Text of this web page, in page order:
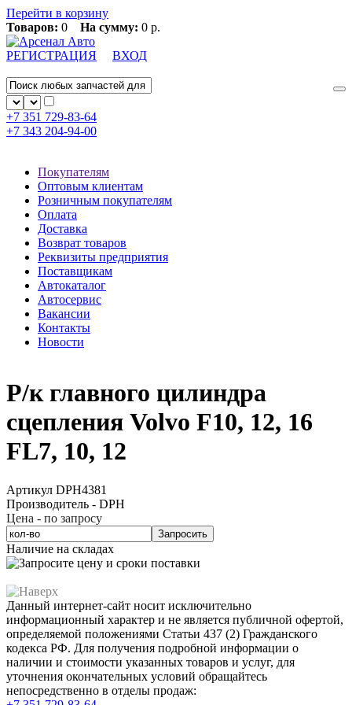
Перейти в корзину
Товаров: 0 На сумму: 0 р.
РЕГИСТРАЦИЯ ВХОД
+7 351 729-83-64
+7 343 204-94-00
Покупателям
Оптовым клиентам
Розничным покупателям
Оплата
Доставка
Возврат товаров
Реквизиты предприятия
Поставщикам
Автокаталог
Автосервис
Вакансии
Контакты
Новости
Р/к главного цилиндра
сцепления Volvo F10, 12, 16
FL7, 10, 12
Артикул DPH4381
Производитель - DPH
Цена - по запросу
Запросить
Наличие на складах
Данный интернет-сайт носит исключительно
информационный характер и не является публичной офертой,
определяемой положениями Статьи 437 (2) Гражданского
кодекса РФ. Для получения подробной информации о
наличии и стоимости указанных товаров и услуг, для
уточнения окончательных условий обращайтесь
непосредственно в отделы продаж: